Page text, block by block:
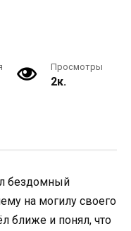
Просмотры
2к.
бездомный
на могилу своего
ближе и понял, что